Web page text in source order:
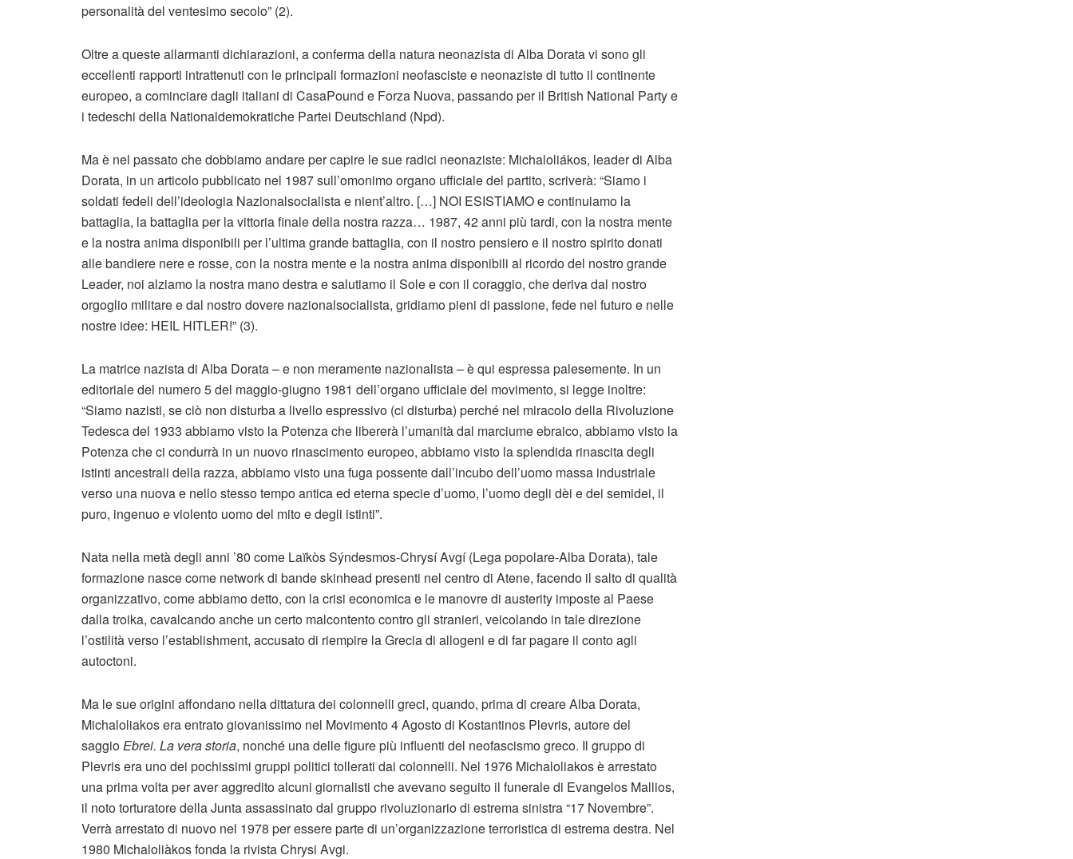
personalità del ventesimo secolo” (2).
Oltre a queste allarmanti dichiarazioni, a conferma della natura neonazista di Alba Dorata vi sono gli
eccellenti rapporti intrattenuti con le principali formazioni neofasciste e neonaziste di tutto il continente
europeo, a cominciare dagli italiani di CasaPound e Forza Nuova, passando per il British National Party e
i tedeschi della Nationaldemokratiche Partei Deutschland (Npd).
Ma è nel passato che dobbiamo andare per capire le sue radici neonaziste: Michaloliákos, leader di Alba
Dorata, in un articolo pubblicato nel 1987 sull’omonimo organo ufficiale del partito, scriverà: “Siamo i
soldati fedeli dell’ideologia Nazionalsocialista e nient’altro. […] NOI ESISTIAMO e continuiamo la
battaglia, la battaglia per la vittoria finale della nostra razza… 1987, 42 anni più tardi, con la nostra mente
e la nostra anima disponibili per l’ultima grande battaglia, con il nostro pensiero e il nostro spirito donati
alle bandiere nere e rosse, con la nostra mente e la nostra anima disponibili al ricordo del nostro grande
Leader, noi alziamo la nostra mano destra e salutiamo il Sole e con il coraggio, che deriva dal nostro
orgoglio militare e dal nostro dovere nazionalsocialista, gridiamo pieni di passione, fede nel futuro e nelle
nostre idee: HEIL HITLER!” (3).
La matrice nazista di Alba Dorata – e non meramente nazionalista – è qui espressa palesemente. In un
editoriale del numero 5 del maggio-giugno 1981 dell’organo ufficiale del movimento, si legge inoltre:
“Siamo nazisti, se ciò non disturba a livello espressivo (ci disturba) perché nel miracolo della Rivoluzione
Tedesca del 1933 abbiamo visto la Potenza che libererà l’umanità dal marciume ebraico, abbiamo visto la
Potenza che ci condurrà in un nuovo rinascimento europeo, abbiamo visto la splendida rinascita degli
istinti ancestrali della razza, abbiamo visto una fuga possente dall’incubo dell’uomo massa industriale
verso una nuova e nello stesso tempo antica ed eterna specie d’uomo, l’uomo degli dèi e dei semidei, il
puro, ingenuo e violento uomo del mito e degli istinti”.
Nata nella metà degli anni ’80 come Laïkòs Sýndesmos-Chrysí Avgí (Lega popolare-Alba Dorata), tale
formazione nasce come network di bande skinhead presenti nel centro di Atene, facendo il salto di qualità
organizzativo, come abbiamo detto, con la crisi economica e le manovre di austerity imposte al Paese
dalla troika, cavalcando anche un certo malcontento contro gli stranieri, veicolando in tale direzione
l’ostilità verso l’establishment, accusato di riempire la Grecia di allogeni e di far pagare il conto agli
autoctoni.
Ma le sue origini affondano nella dittatura dei colonnelli greci, quando, prima di creare Alba Dorata,
Michaloliakos era entrato giovanissimo nel Movimento 4 Agosto di Kostantinos Plevris, autore del
saggioEbrei. La vera storia, nonché una delle figure più influenti del neofascismo greco. Il gruppo di
Plevris era uno dei pochissimi gruppi politici tollerati dai colonnelli. Nel 1976 Michaloliakos è arrestato
una prima volta per aver aggredito alcuni giornalisti che avevano seguito il funerale di Evangelos Mallios,
il noto torturatore della Junta assassinato dal gruppo rivoluzionario di estrema sinistra “17 Novembre”.
Verrà arrestato di nuovo nel 1978 per essere parte di un’organizzazione terroristica di estrema destra. Nel
1980 Michaloliàkos fonda la rivista Chrysi Avgi.